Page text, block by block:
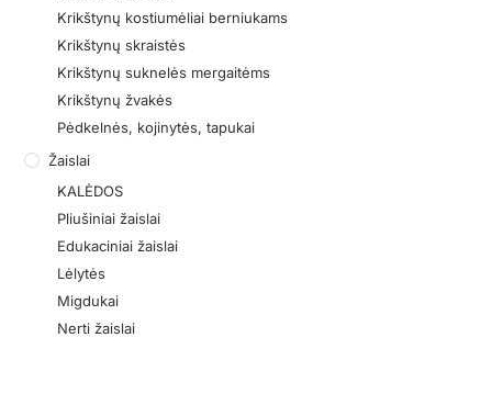
Krikštynų kostiumėliai berniukams
Krikštynų skraistės
Krikštynų suknelės mergaitėms
Krikštynų žvakės
Pėdkelnės, kojinytės, tapukai
Žaislai
KALĖDOS
Pliušiniai žaislai
Edukaciniai žaislai
Lėlytės
Migdukai
Nerti žaislai